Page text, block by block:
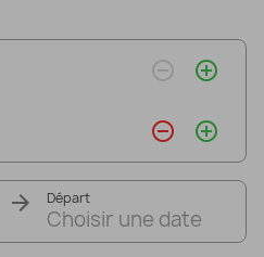
remove_circle_outline add_circle_outline
remove_circle_outline add_circle_outline
Départ
Choisir une date